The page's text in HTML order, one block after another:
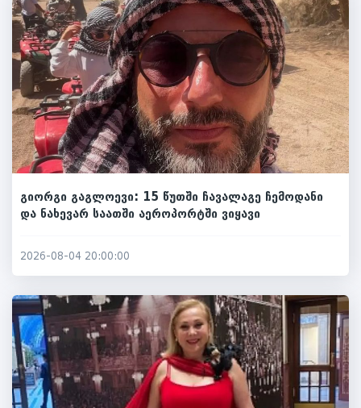
გიორგი გაგლოევი: 15 წუთში ჩავალაგე ჩემოდანი
და ნახევარ საათში აეროპორტში ვიყავი
2026-08-04 20:00:00